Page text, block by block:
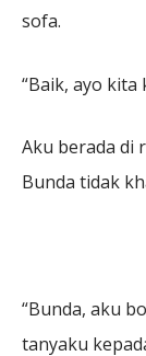
sofa.
“Baik, ayo kita
Aku berada di
Bunda tidak
“Bunda, aku
tanyaku